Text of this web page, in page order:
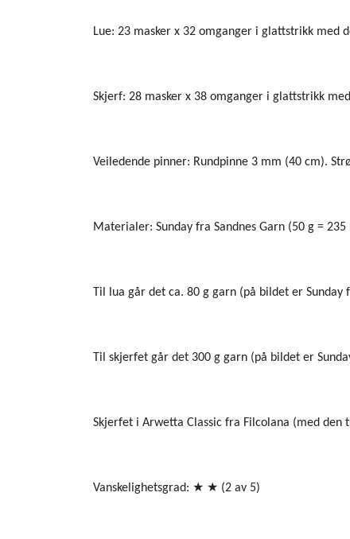
Lue: 23 masker x 32 omganger i glattstrikk med
Skjerf: 28 masker x 38 omganger i glattstrikk
Veiledende pinner: Rundpinne 3 mm (40 cm).
Materialer: Sunday fra Sandnes Garn (50 g =
Til lua går det ca. 80 g garn (på bildet er Sunday
Til skjerfet går det 300 g garn (på bildet er
Skjerfet i Arwetta Classic fra Filcolana (med den
Vanskelighetsgrad: ★ ★ (2 av 5)